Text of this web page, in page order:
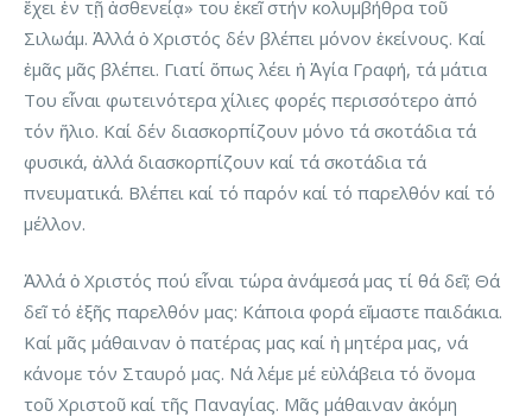
ἔχει ἐν τῇ ἀσθενείᾳ» του ἐκεῖ στήν κολυμβήθρα τοῦ
Σιλωάμ. Ἀλλά ὁ Χριστός δέν βλέπει μόνον ἐκείνους. Καί
ἐμᾶς μᾶς βλέπει. Γιατί ὅπως λέει ἡ Ἁγία Γραφή, τά μάτια
Του εἶναι φωτεινότερα χίλιες φορές περισσότερο ἀπό
τόν ἥλιο. Καί δέν διασκορπίζουν μόνο τά σκοτάδια τά
φυσικά, ἀλλά διασκορπίζουν καί τά σκοτάδια τά
πνευματικά. Βλέπει καί τό παρόν καί τό παρελθόν καί τό
μέλλον.
Ἀλλά ὁ Χριστός πού εἶναι τώρα ἀνάμεσά μας τί θά δεῖ; Θά
δεῖ τό ἑξῆς παρελθόν μας: Κάποια φορά εἴμαστε παιδάκια.
Καί μᾶς μάθαιναν ὁ πατέρας μας καί ἡ μητέρα μας, νά
κάνομε τόν Σταυρό μας. Νά λέμε μέ εὐλάβεια τό ὄνομα
τοῦ Χριστοῦ καί τῆς Παναγίας. Μᾶς μάθαιναν ἀκόμη